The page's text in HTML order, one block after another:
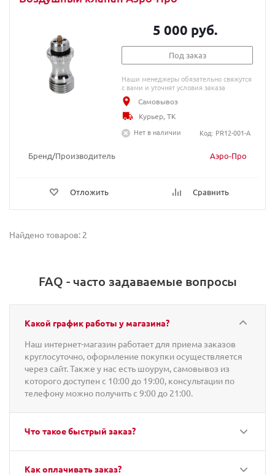
Бренд/Производитель Аэро-Про
Отложить Сравнить
5 000 руб.
Под заказ
Наши менеджеры обязательно свяжутся
с вами и уточнят условия заказа
Самовывоз
Курьер, ТК
Нет в наличии
Код: PR12-001-A
Найдено товаров: 2
FAQ - часто задаваемые вопросы
Какой график работы у магазина?
Наш интернет-магазин работает для приема заказов
круглосуточно, оформление покупки осуществляется
через сайт. Также у нас есть шоурум, самовывоз из
которого доступен с 10:00 до 19:00, консультации по
телефону можно получить с 9:00 до 21:00.
Что такое быстрый заказ?
Как оплачивать заказ?